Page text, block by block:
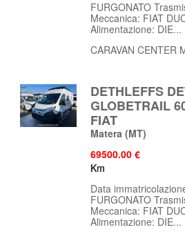
FURGONATO
Meccanica: FIAT
Alimentazione: DIE...
CARAVAN CENTER
DETHLEFFS
GLOBETRAIL
FIAT
Matera (MT)
69500.00 €
Km
Data
FURGONATO
Meccanica: FIAT
Alimentazione: DIE...